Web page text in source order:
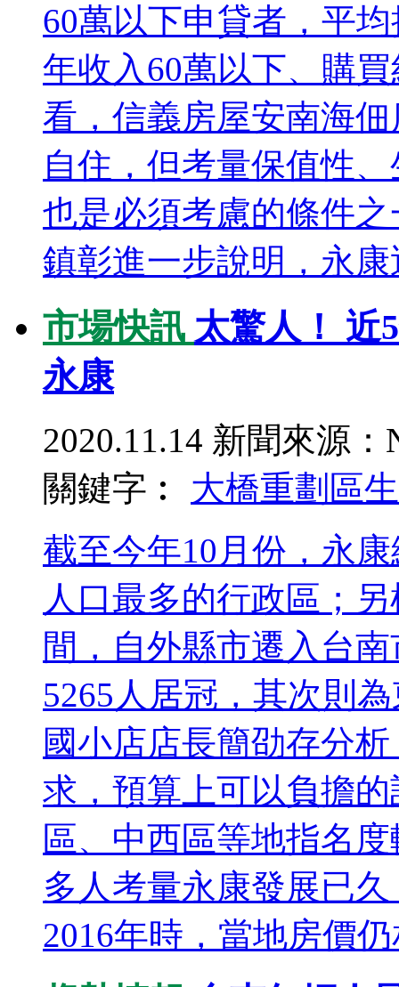
60萬以下申貸者，平
年收入60萬以下、購
看，信義房屋安南海
自住，但考量保值性
也是必須考慮的條件
鎮彰進一步說明，永康
市場快訊 太驚人！ 近
永康
2020.11.14 新聞來源：
關鍵字︰ 大橋重劃區
截至今年10月份，永
人口最多的行政區；
間，自外縣市遷入台
5265人居冠，其次則
國小店店長簡劭存分
求，預算上可以負擔
區、中西區等地指名
多人考量永康發展已
2016年時，當地房價